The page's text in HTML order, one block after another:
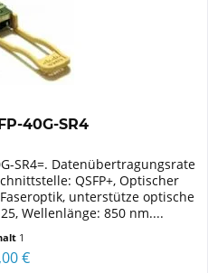
40G-SR4
SR4=. Datenübertragungsrate
QSFP+, Optischer
unterstütze optische
Wellenlänge: 850 nm....
1
€